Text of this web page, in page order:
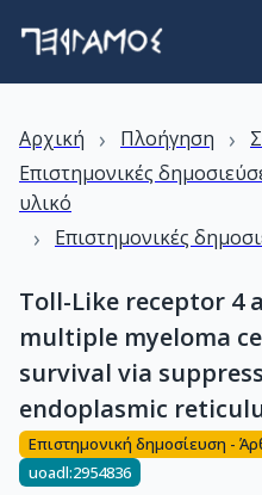
Αρχική › Πλοήγηση ›
Επιστημονικές
υλικό
› Επιστημονικές
Toll-Like receptor 4
multiple myeloma
survival via
endoplasmic
Επιστημονική δημοσίευση -
uoadl:2954836